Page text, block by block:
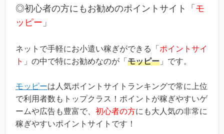
う、シンプルなものです。(*ちなみに「2000円分のボーナ
ス」というのは過去のキ...
◎初心者の方にもお勧めのポイントサイト「 モ
ッピー 」
ネットで手軽にお小遣い稼ぎができる「 ポイントサイ
ト 」の中で特にお勧めなのが「 モッピー 」です。
モッピーは人気ポイントサイトランキングで常に上位
で利用者数もトップクラス！ポイントが稼ぎやすいゲ
ームや広告も豊富で、 初心者の方にも大人気の非常に
稼ぎやすいポイントサイトです！